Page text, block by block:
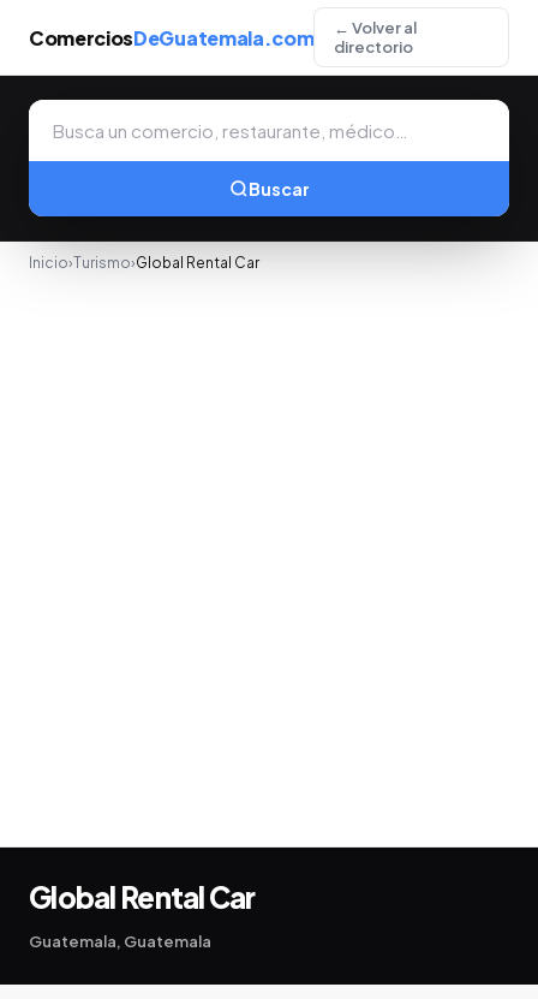
ComerciosDeGuatemala.com
← Volver al
directorio
Buscar
Inicio›Turismo›Global Rental Car
Global Rental Car
Guatemala, Guatemala